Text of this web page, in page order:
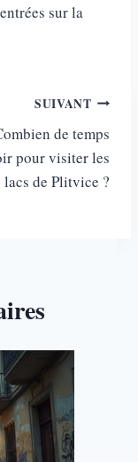
sur la
SUIVANT
de temps
pour visiter les
lacs de Plitvice ?